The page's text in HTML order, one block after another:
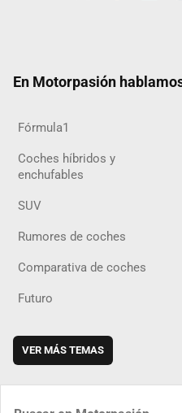
En Motorpasión
Fórmula1
Coches híbridos y
enchufables
SUV
Rumores de coches
Comparativa de coches
Futuro
VER MÁS TEMAS